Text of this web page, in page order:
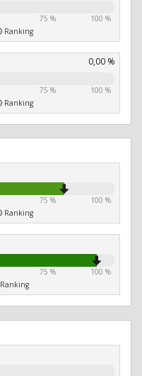
75 %
100 %
Ranking
0,00 %
75 %
100 %
Ranking
75 %
100 %
Ranking
75 %
100 %
Ranking